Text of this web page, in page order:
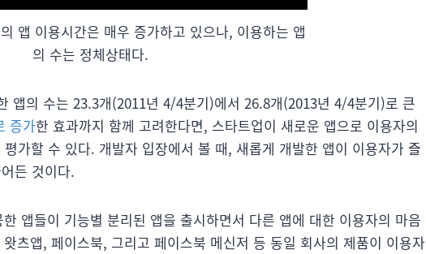
앱 이용시간은 매우 증가하고 있으나, 이용하는 앱
의 수는 정체상태다.
앱의 수는 23.3개(2011년 4/4분기)에서 26.8개(2013년 4/4분기)로 큰
증가한 효과까지 함께 고려한다면, 스타트업이 새로운 앱으로 이용자의
가할 수 있다. 개발자 입장에서 볼 때, 새롭게 개발한 앱이 이용자가 즐
든 것이다.
앱들이 기능별 분리된 앱을 출시하면서 다른 앱에 대한 이용자의 마음
츠앱, 페이스북, 그리고 페이스북 메신저 등 동일 회사의 제품이 이용자